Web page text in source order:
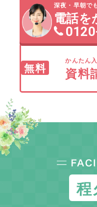
深夜・早朝で
電話を
無料
かんたん
資料